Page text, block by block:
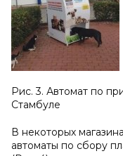
Рис. 3. Автомат по
Стамбуле
В некоторых
автоматы по сбору